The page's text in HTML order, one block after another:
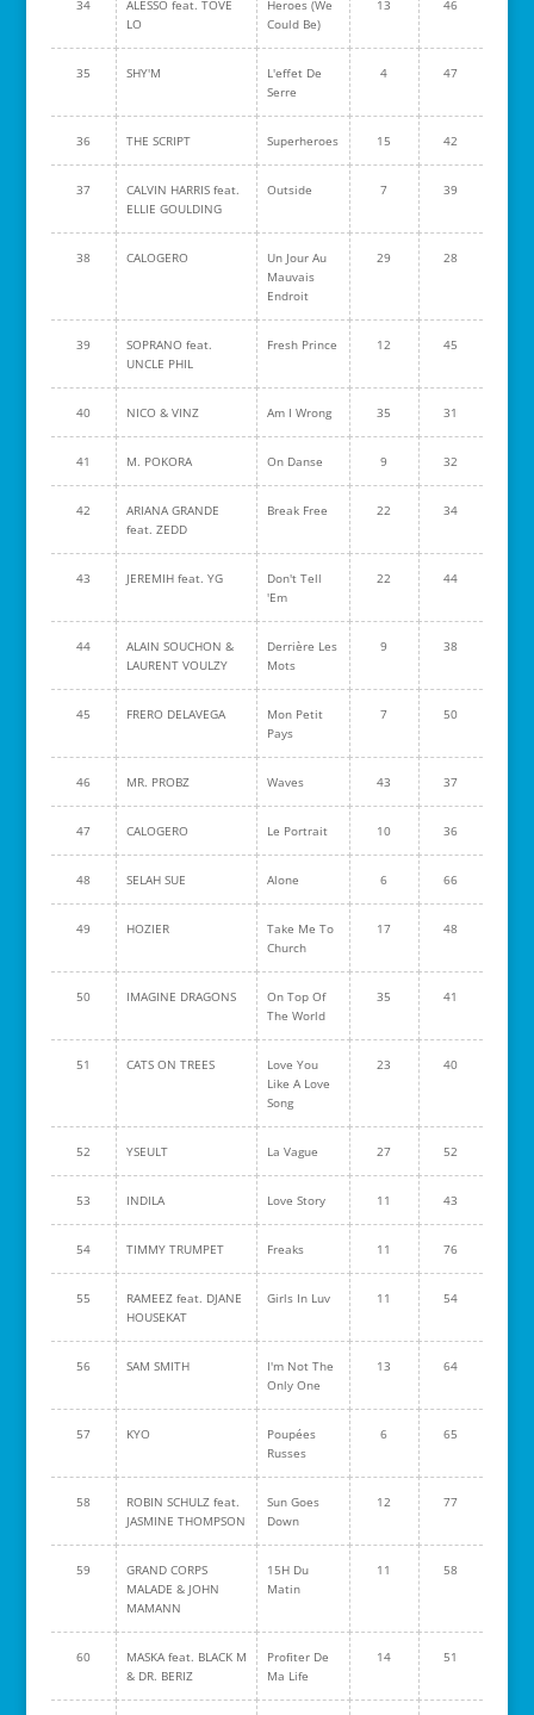
34
ALESSO feat. TOVE
LO
Heroes (We
Could Be)
13 46
35 SHY'M
L'effet De
Serre
4 47
36 THE SCRIPT Superheroes 15 42
37
CALVIN HARRIS feat.
ELLIE GOULDING
Outside 7 39
38 CALOGERO
Un Jour Au
Mauvais
Endroit
29 28
39
SOPRANO feat.
UNCLE PHIL
Fresh Prince 12 45
40 NICO & VINZ Am I Wrong 35 31
41 M. POKORA On Danse 9 32
42
ARIANA GRANDE
feat. ZEDD
Break Free 22 34
43 JEREMIH feat. YG
Don't Tell
'Em
22 44
44
ALAIN SOUCHON &
LAURENT VOULZY
Derrière Les
Mots
9 38
45 FRERO DELAVEGA
Mon Petit
Pays
7 50
46 MR. PROBZ Waves 43 37
47 CALOGERO Le Portrait 10 36
48 SELAH SUE Alone 6 66
49 HOZIER
Take Me To
Church
17 48
50 IMAGINE DRAGONS
On Top Of
The World
35 41
51 CATS ON TREES
Love You
Like A Love
Song
23 40
52 YSEULT La Vague 27 52
53 INDILA Love Story 11 43
54 TIMMY TRUMPET Freaks 11 76
55
RAMEEZ feat. DJANE
HOUSEKAT
Girls In Luv 11 54
56 SAM SMITH
I'm Not The
Only One
13 64
57 KYO
Poupées
Russes
6 65
58
ROBIN SCHULZ feat.
JASMINE THOMPSON
Sun Goes
Down
12 77
59
GRAND CORPS
MALADE & JOHN
MAMANN
15H Du
Matin
11 58
60
MASKA feat. BLACK M
& DR. BERIZ
Profiter De
Ma Life
14 51